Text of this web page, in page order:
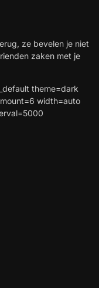
ze bevelen je niet
zaken met je
theme=dark
width=auto